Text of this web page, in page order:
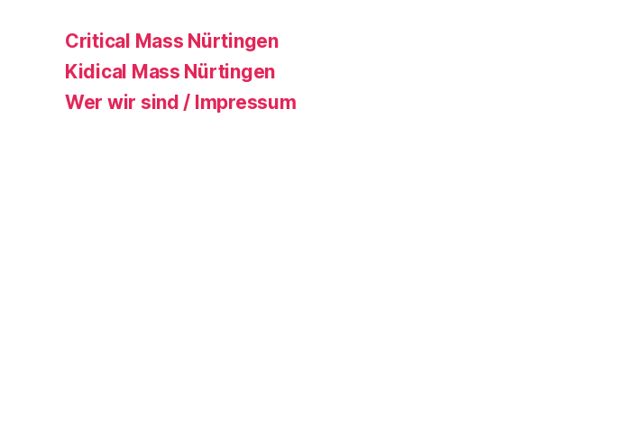
Critical Mass Nürtingen
Kidical Mass Nürtingen
Wer wir sind / Impressum